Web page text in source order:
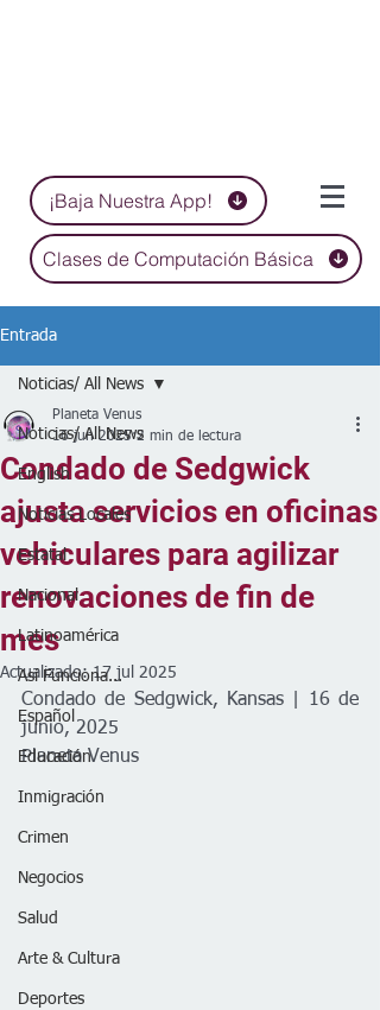
¡Baja Nuestra App!
Clases de Computación Básica
Entrada
Noticias/ All News
English
Noticias Locales
Estatal
Nacional
Latinoamérica
Así Funciona...
Español
Educación
Inmigración
Crimen
Negocios
Salud
Arte & Cultura
Deportes
Noticias/ All News
Condado de Sedgwick
ajusta servicios en oficinas
vehiculares para agilizar
renovaciones de fin de
mes
Planeta Venus
16 jun 2025 2 min de lectura
Actualizado:17 jul 2025
Condado de Sedgwick, Kansas | 16 de
junio, 2025
Planeta Venus